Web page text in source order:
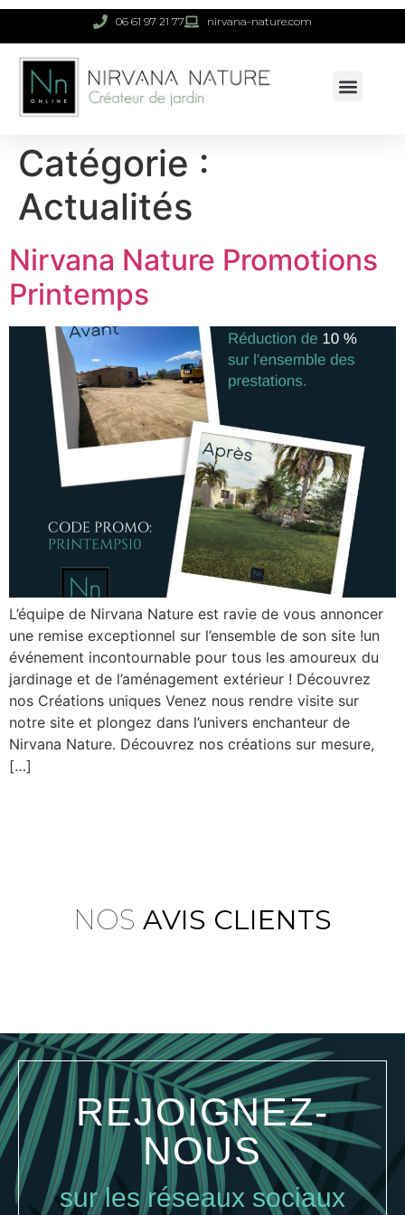
06 61 97 21 77 nirvana-nature.com
Catégorie :
Actualités
Nirvana Nature Promotions
Printemps
L’équipe de Nirvana Nature est ravie de vous annoncer
une remise exceptionnel sur l’ensemble de son site !un
événement incontournable pour tous les amoureux du
jardinage et de l’aménagement extérieur ! Découvrez
nos Créations uniques Venez nous rendre visite sur
notre site et plongez dans l’univers enchanteur de
Nirvana Nature. Découvrez nos créations sur mesure,
[…]
NOS AVIS CLIENTS
REJOIGNEZ-
NOUS
sur les réseaux sociaux